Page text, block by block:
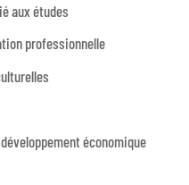
aux études
professionnelle
économique